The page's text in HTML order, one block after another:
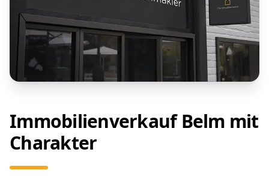
Immobilienverkauf Belm mit
Charakter